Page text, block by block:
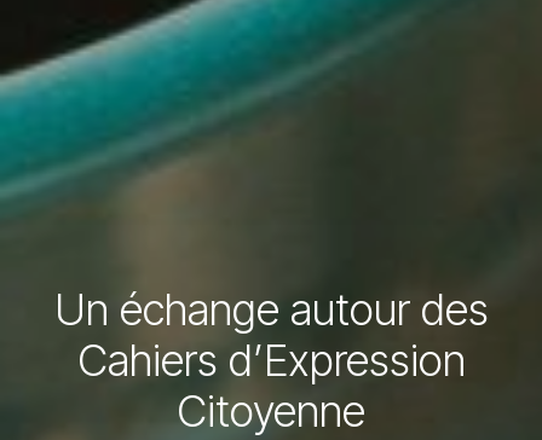
Un échange autour des
Cahiers d’Expression
Citoyenne